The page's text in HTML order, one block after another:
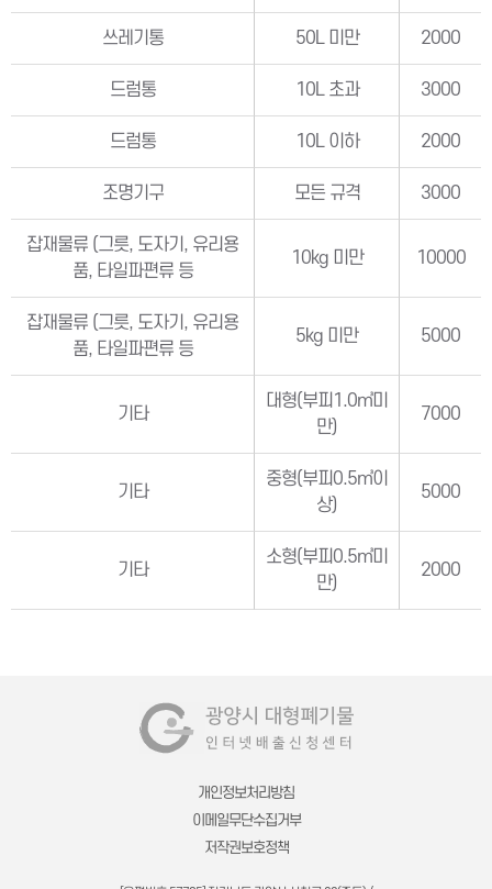
쓰레기통 50L 미만 2000
드럼통 10L 초과 3000
드럼통 10L 이하 2000
조명기구 모든 규격 3000
잡재물류 (그릇, 도자기, 유리용
품, 타일파편류 등
10kg 미만 10000
잡재물류 (그릇, 도자기, 유리용
품, 타일파편류 등
5kg 미만 5000
기타
대형(부피1.0㎥미
만)
7000
기타
중형(부피0.5㎥이
상)
5000
기타
소형(부피0.5㎥미
만)
2000
개인정보처리방침
이메일무단수집거부
저작권보호정책